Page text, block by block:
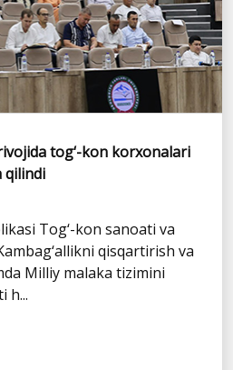
tog‘-kon korxonalari
qilindi
Tog‘-kon sanoati va
qisqartirish va
Milliy malaka tizimini
h...